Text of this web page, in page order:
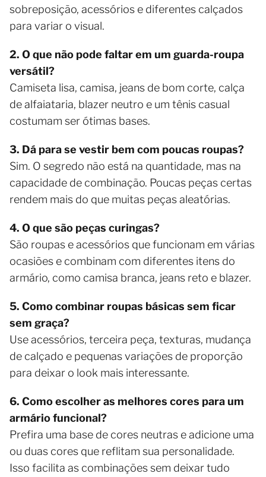
sobreposição, acessórios e diferentes calçados
para variar o visual.
2. O que não pode faltar em um guarda-roupa
versátil?
Camiseta lisa, camisa, jeans de bom corte, calça
de alfaiataria, blazer neutro e um tênis casual
costumam ser ótimas bases.
3. Dá para se vestir bem com poucas roupas?
Sim. O segredo não está na quantidade, mas na
capacidade de combinação. Poucas peças certas
rendem mais do que muitas peças aleatórias.
4. O que são peças curingas?
São roupas e acessórios que funcionam em várias
ocasiões e combinam com diferentes itens do
armário, como camisa branca, jeans reto e blazer.
5. Como combinar roupas básicas sem ficar
sem graça?
Use acessórios, terceira peça, texturas, mudança
de calçado e pequenas variações de proporção
para deixar o look mais interessante.
6. Como escolher as melhores cores para um
armário funcional?
Prefira uma base de cores neutras e adicione uma
ou duas cores que reflitam sua personalidade.
Isso facilita as combinações sem deixar tudo